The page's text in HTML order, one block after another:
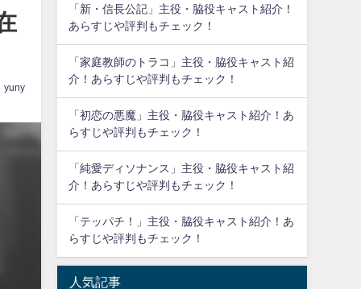
yuny
「新・信長公記」主役・脇役キャスト紹介！
あらすじや評判もチェック！
「家庭教師のトラコ」主役・脇役キャスト紹
介！あらすじや評判もチェック！
「初恋の悪魔」主役・脇役キャスト紹介！あ
らすじや評判もチェック！
「純愛ディソナンス」主役・脇役キャスト紹
介！あらすじや評判もチェック！
「テッパチ！」主役・脇役キャスト紹介！あ
らすじや評判もチェック！
人気記事